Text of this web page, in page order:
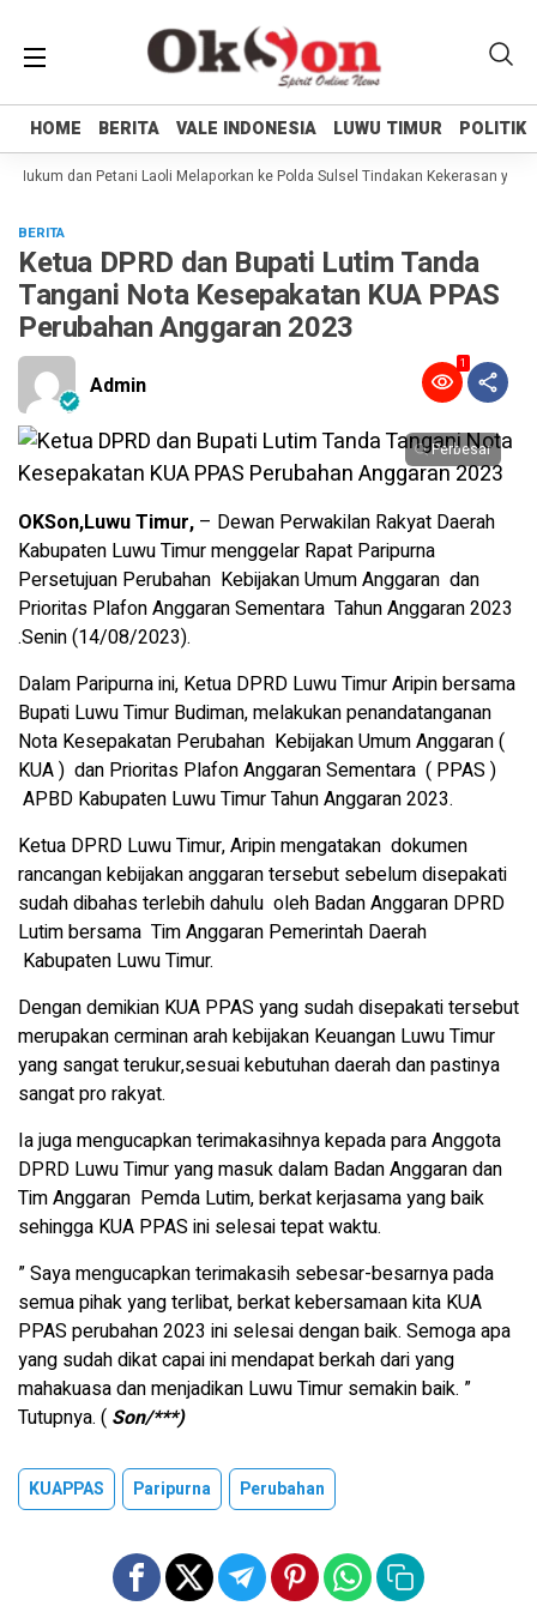
HOME BERITA VALE INDONESIA LUWU TIMUR POLITIK
HOME BERITA VALE INDONESIA LUWU TIMUR POLITIK
Hukum dan Petani Laoli Melaporkan ke Polda Sulsel Tindakan Kekerasan
BERITA
Ketua DPRD dan Bupati Lutim Tanda
Tangani Nota Kesepakatan KUA PPAS
Perubahan Anggaran 2023
Admin
1
Perbesar
OKSon,Luwu Timur, – Dewan Perwakilan Rakyat Daerah
Kabupaten Luwu Timur menggelar Rapat Paripurna
Persetujuan Perubahan Kebijakan Umum Anggaran dan
Prioritas Plafon Anggaran Sementara Tahun Anggaran 2023
.Senin (14/08/2023).
Dalam Paripurna ini, Ketua DPRD Luwu Timur Aripin bersama
Bupati Luwu Timur Budiman, melakukan penandatanganan
Nota Kesepakatan Perubahan Kebijakan Umum Anggaran (
KUA ) dan Prioritas Plafon Anggaran Sementara ( PPAS )
APBD Kabupaten Luwu Timur Tahun Anggaran 2023.
Ketua DPRD Luwu Timur, Aripin mengatakan dokumen
rancangan kebijakan anggaran tersebut sebelum disepakati
sudah dibahas terlebih dahulu oleh Badan Anggaran DPRD
Lutim bersama Tim Anggaran Pemerintah Daerah
Kabupaten Luwu Timur.
Dengan demikian KUA PPAS yang sudah disepakati tersebut
merupakan cerminan arah kebijakan Keuangan Luwu Timur
yang sangat terukur,sesuai kebutuhan daerah dan pastinya
sangat pro rakyat.
Ia juga mengucapkan terimakasihnya kepada para Anggota
DPRD Luwu Timur yang masuk dalam Badan Anggaran dan
Tim Anggaran Pemda Lutim, berkat kerjasama yang baik
sehingga KUA PPAS ini selesai tepat waktu.
” Saya mengucapkan terimakasih sebesar-besarnya pada
semua pihak yang terlibat, berkat kebersamaan kita KUA
PPAS perubahan 2023 ini selesai dengan baik. Semoga apa
yang sudah dikat capai ini mendapat berkah dari yang
mahakuasa dan menjadikan Luwu Timur semakin baik. ”
Tutupnya. ( Son/***)
KUAPPAS Paripurna Perubahan